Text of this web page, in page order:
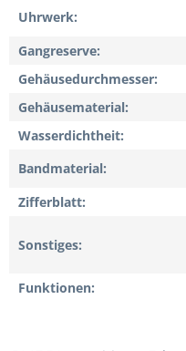
Uhrwerk
Gangreserve
Gehäusedurchmesser
Gehäusematerial
Wasserdichtheit
Bandmaterial
Zifferblatt
Sonstiges
Funktionen